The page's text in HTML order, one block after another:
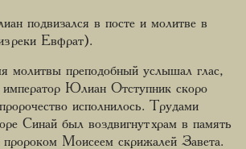
подвизался в посте и молитве в
реки Евфрат).
молитвы преподобный услышал глас,
император Юлиан Отступник скоро
исполнилось. Трудами
Синай был воздвигнут храм в память
пророком Моисеем скрижалей Завета.